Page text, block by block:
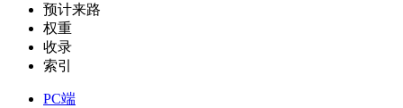
预计来路
权重
收录
索引
PC端